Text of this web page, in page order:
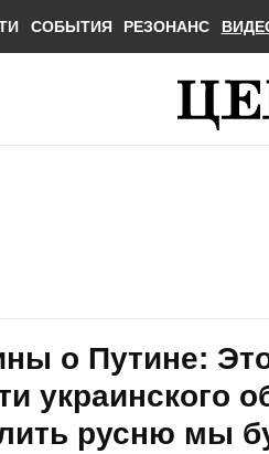
СОБЫТИЯ РЕЗОНАНС
о Путине:
украинского
русню мы